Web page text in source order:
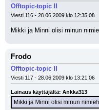
Offtopic-topic II
Viesti 116 - 28.06.2009 klo 12:35:08
Mikki ja Minni olisi minun
Frodo
Offtopic-topic II
Viesti 117 - 28.06.2009 klo 13:21:06
Lainaus käyttäjältä: Ankka313
Mikki ja Minni olisi minun